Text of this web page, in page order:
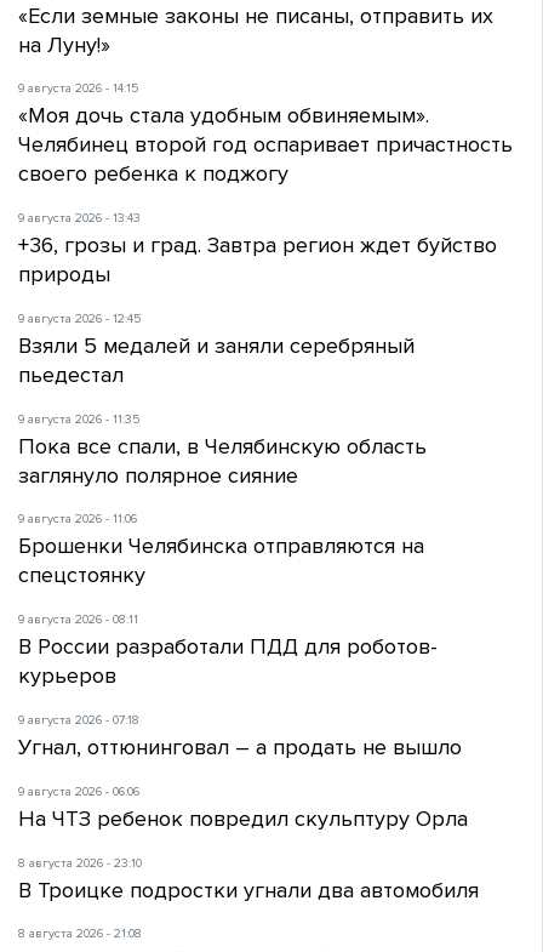
«Если земные законы не писаны, отправить их
на Луну!»
9 августа 2026 - 14:15
«Моя дочь стала удобным обвиняемым».
Челябинец второй год оспаривает причастность
своего ребенка к поджогу
9 августа 2026 - 13:43
+36, грозы и град. Завтра регион ждет буйство
природы
9 августа 2026 - 12:45
Взяли 5 медалей и заняли серебряный
пьедестал
9 августа 2026 - 11:35
Пока все спали, в Челябинскую область
заглянуло полярное сияние
9 августа 2026 - 11:06
Брошенки Челябинска отправляются на
спецстоянку
9 августа 2026 - 08:11
В России разработали ПДД для роботов-
курьеров
9 августа 2026 - 07:18
Угнал, оттюнинговал – а продать не вышло
9 августа 2026 - 06:06
На ЧТЗ ребенок повредил скульптуру Орла
8 августа 2026 - 23:10
В Троицке подростки угнали два автомобиля
8 августа 2026 - 21:08